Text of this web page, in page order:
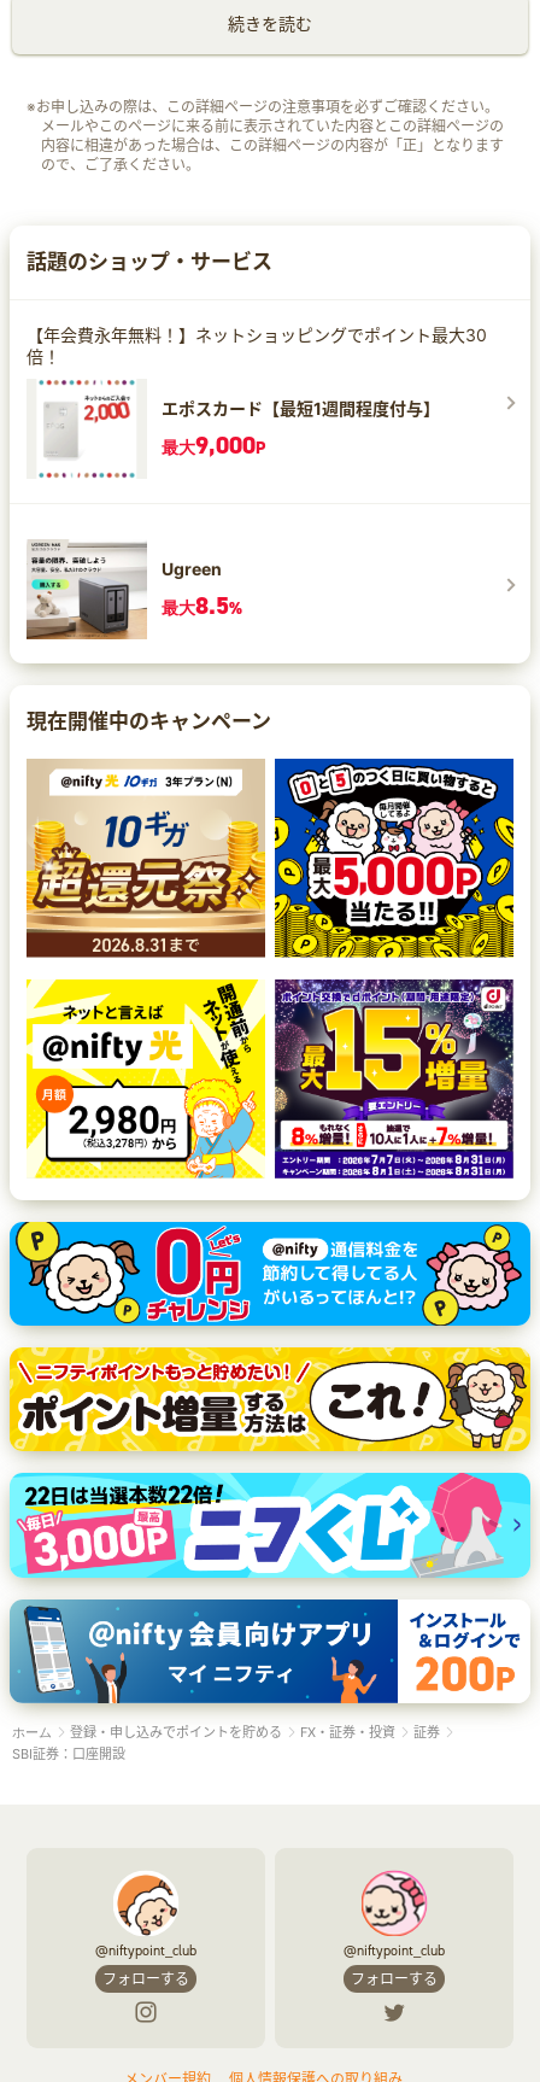
続きを読む
※お申し込みの際は、この詳細ページの注意事項を必ずご確認ください。
メールやこのページに来る前に表示されていた内容とこの詳細ページの
内容に相違があった場合は、この詳細ページの内容が「正」となります
ので、ご了承ください。
話題のショップ・サービス
【年会費永年無料！】ネットショッピングでポイント最大30
倍！
エポスカード【最短1週間程度付与】
最大9,000P
Ugreen
最大8.5%
現在開催中のキャンペーン
ホーム 登録・申し込みでポイントを貯める FX・証券・投資
証券
SBI証券：口座開設
@niftypoint_club
フォローする
@niftypoint_club
フォローする